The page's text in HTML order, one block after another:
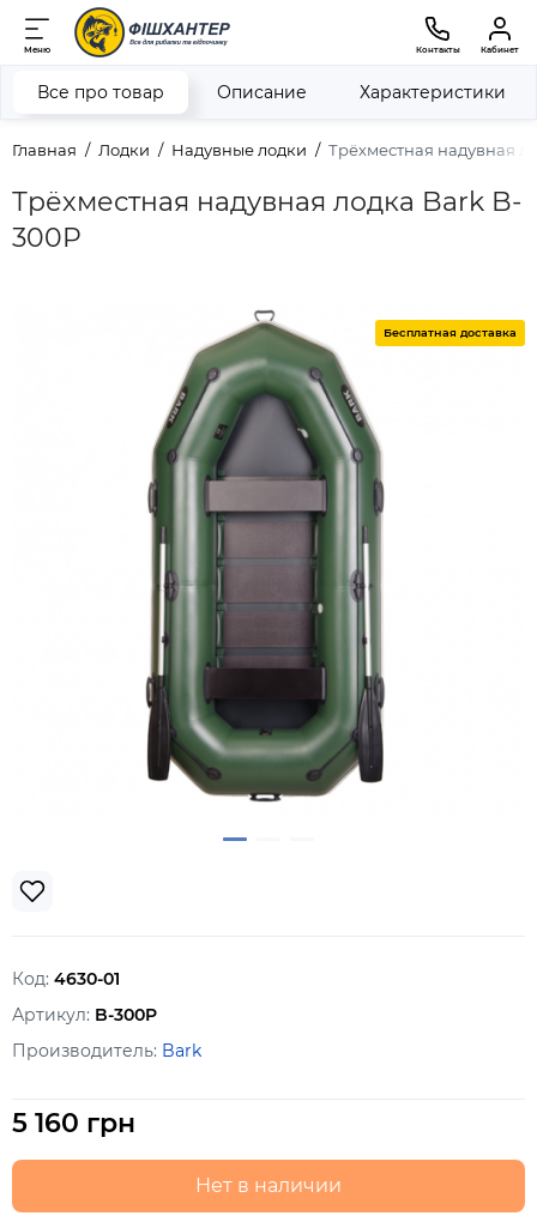
Меню Контакты Кабинет
Главная Лодки Надувные лодки Трёхместная надувная
Трёхместная надувная лодка Bark B-
300P
Все про товар Описание Характеристики
Бесплатная доставка
Код: 4630-01
Артикул: B-300P
Производитель: Bark
5 160 грн
Нет в наличии